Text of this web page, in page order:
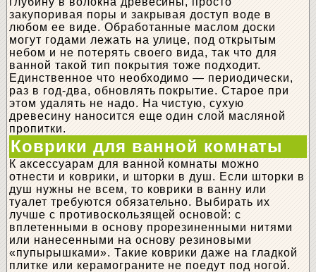
закупоривая поры и закрывая доступ воде в
любом ее виде. Обработанные маслом доски
могут годами лежать на улице, под открытым
небом и не потерять своего вида, так что для
ванной такой тип покрытия тоже подходит.
Единственное что необходимо — периодически,
раз в год-два, обновлять покрытие. Старое при
этом удалять не надо. На чистую, сухую
древесину наносится еще один слой масляной
пропитки.
Коврики для ванной комнаты
К аксессуарам для ванной комнаты можно
отнести и коврики, и шторки в душ. Если шторки в
душ нужны не всем, то коврики в ванну или
туалет требуются обязательно. Выбирать их
лучше с противоскользящей основой: с
вплетенными в основу прорезиненными нитями
или нанесенными на основу резиновыми
«пупырышками». Такие коврики даже на гладкой
плитке или керамограните не поедут под ногой.